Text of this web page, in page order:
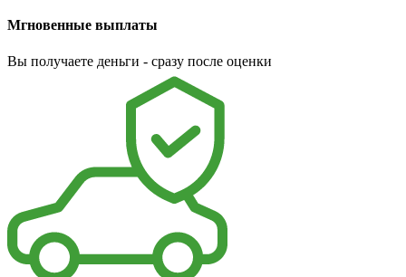
Мгновенные выплаты
Вы получаете деньги - сразу после оценки